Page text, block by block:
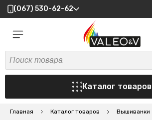
(067) 530-62-62
Каталог товаров
Главная Каталог товаров Вышиванки